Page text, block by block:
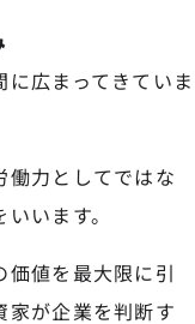
広まってきていま
働力としてではな
います。
値を最大限に引
家が企業を判断す